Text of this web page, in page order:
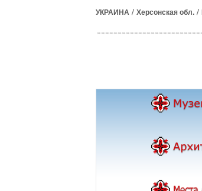
УКРАИНА / Херсонская обл. /